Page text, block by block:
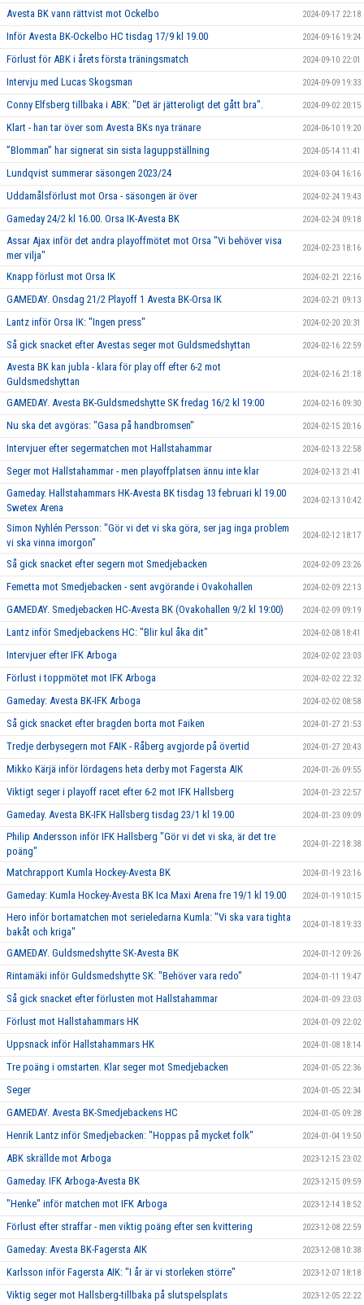
Avesta BK vann rättvist mot Ockelbo 2024-09-17 22:18
Inför Avesta BK-Ockelbo HC tisdag 17/9 kl 19.00 2024-09-16 19:24
Förlust för ABK i årets första träningsmatch 2024-09-10 22:01
Intervju med Lucas Skogsman 2024-09-09 19:33
Conny Elfsberg tillbaka i ABK: "Det är jätteroligt det gått bra". 2024-09-02 20:15
Klart - han tar över som Avesta BKs nya tränare 2024-06-10 19:20
”Blomman” har signerat sin sista laguppställning 2024-05-14 11:41
Lundqvist summerar säsongen 2023/24 2024-03-04 16:16
Uddamålsförlust mot Orsa - säsongen är över 2024-02-24 19:43
Gameday 24/2 kl 16.00. Orsa IK-Avesta BK 2024-02-24 09:18
Assar Ajax inför det andra playoffmötet mot Orsa "Vi behöver visa
mer vilja"
2024-02-23 18:16
Knapp förlust mot Orsa IK 2024-02-21 22:16
GAMEDAY. Onsdag 21/2 Playoff 1 Avesta BK-Orsa IK 2024-02-21 09:13
Lantz inför Orsa IK: "Ingen press" 2024-02-20 20:31
Så gick snacket efter Avestas seger mot Guldsmedshyttan 2024-02-16 22:59
Avesta BK kan jubla - klara för play off efter 6-2 mot
Guldsmedshyttan
2024-02-16 21:18
GAMEDAY. Avesta BK-Guldsmedshytte SK fredag 16/2 kl 19:00 2024-02-16 09:30
Nu ska det avgöras: "Gasa på handbromsen" 2024-02-15 20:16
Intervjuer efter segermatchen mot Hallstahammar 2024-02-13 22:58
Seger mot Hallstahammar - men playoffplatsen ännu inte klar 2024-02-13 21:41
Gameday. Hallstahammars HK-Avesta BK tisdag 13 februari kl 19.00
Swetex Arena
2024-02-13 10:42
Simon Nyhlén Persson: "Gör vi det vi ska göra, ser jag inga problem
vi ska vinna imorgon"
2024-02-12 18:17
Så gick snacket efter segern mot Smedjebacken 2024-02-09 23:26
Femetta mot Smedjebacken - sent avgörande i Ovakohallen 2024-02-09 22:13
GAMEDAY. Smedjebacken HC-Avesta BK (Ovakohallen 9/2 kl 19:00) 2024-02-09 09:19
Lantz inför Smedjebackens HC: "Blir kul åka dit" 2024-02-08 18:41
Intervjuer efter IFK Arboga 2024-02-02 23:03
Förlust i toppmötet mot IFK Arboga 2024-02-02 22:32
Gameday: Avesta BK-IFK Arboga 2024-02-02 08:58
Så gick snacket efter bragden borta mot Faiken 2024-01-27 21:53
Tredje derbysegern mot FAIK - Råberg avgjorde på övertid 2024-01-27 20:43
Mikko Kärjä inför lördagens heta derby mot Fagersta AIK 2024-01-26 09:55
Viktigt seger i playoff racet efter 6-2 mot IFK Hallsberg 2024-01-23 22:57
Gameday. Avesta BK-IFK Hallsberg tisdag 23/1 kl 19.00 2024-01-23 09:09
Philip Andersson inför IFK Hallsberg "Gör vi det vi ska, är det tre
poäng"
2024-01-22 18:38
Matchrapport Kumla Hockey-Avesta BK 2024-01-19 23:16
Gameday: Kumla Hockey-Avesta BK Ica Maxi Arena fre 19/1 kl 19.00 2024-01-19 10:15
Hero inför bortamatchen mot serieledarna Kumla: "Vi ska vara tighta
bakåt och kriga"
2024-01-18 19:33
GAMEDAY. Guldsmedshytte SK-Avesta BK 2024-01-12 09:26
Rintamäki inför Guldsmedshytte SK: "Behöver vara redo" 2024-01-11 19:47
Så gick snacket efter förlusten mot Hallstahammar 2024-01-09 23:03
Förlust mot Hallstahammars HK 2024-01-09 22:02
Uppsnack inför Hallstahammars HK 2024-01-08 18:14
Tre poäng i omstarten. Klar seger mot Smedjebacken 2024-01-05 22:36
Seger 2024-01-05 22:34
GAMEDAY. Avesta BK-Smedjebackens HC 2024-01-05 09:28
Henrik Lantz inför Smedjebacken: "Hoppas på mycket folk" 2024-01-04 19:50
ABK skrällde mot Arboga 2023-12-15 23:02
Gameday. IFK Arboga-Avesta BK 2023-12-15 09:59
"Henke" inför matchen mot IFK Arboga 2023-12-14 18:52
Förlust efter straffar - men viktig poäng efter sen kvittering 2023-12-08 22:59
Gameday: Avesta BK-Fagersta AIK 2023-12-08 10:38
Karlsson inför Fagersta AIK: "I år är vi storleken större" 2023-12-07 18:18
Viktig seger mot Hallsberg-tillbaka på slutspelsplats 2023-12-05 22:22